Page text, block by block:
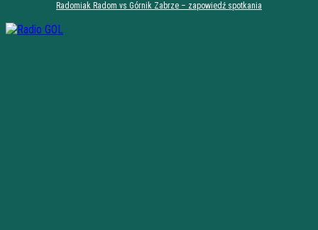
Radomiak Radom vs Górnik Zabrze – zapowiedź spotkania